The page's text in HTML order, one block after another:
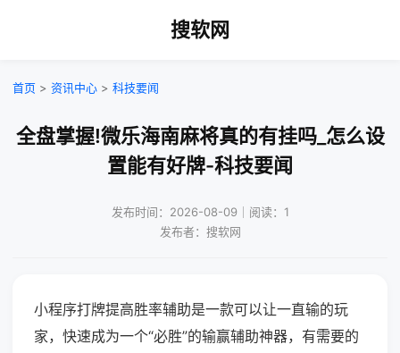
搜软网
首页 > 资讯中心 > 科技要闻
全盘掌握!微乐海南麻将真的有挂吗_怎么设
置能有好牌-科技要闻
发布时间：2026-08-09｜阅读：1
发布者：搜软网
小程序打牌提高胜率辅助是一款可以让一直输的玩
家，快速成为一个“必胜”的输赢辅助神器，有需要的